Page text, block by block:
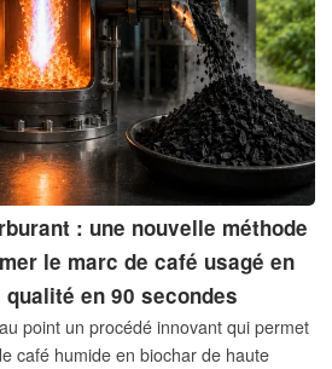
: une nouvelle méthode
le marc de café usagé en
en 90 secondes
point un procédé innovant qui permet
café humide en biochar de haute